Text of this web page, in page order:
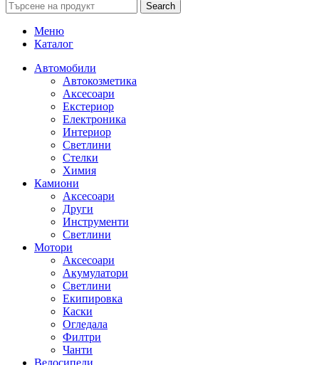
Search
Меню
Каталог
Автомобили
Автокозметика
Аксесоари
Екстериор
Електроника
Интериор
Светлини
Стелки
Химия
Камиони
Аксесоари
Други
Инструменти
Светлини
Мотори
Аксесоари
Акумулатори
Светлини
Екипировка
Каски
Огледала
Филтри
Чанти